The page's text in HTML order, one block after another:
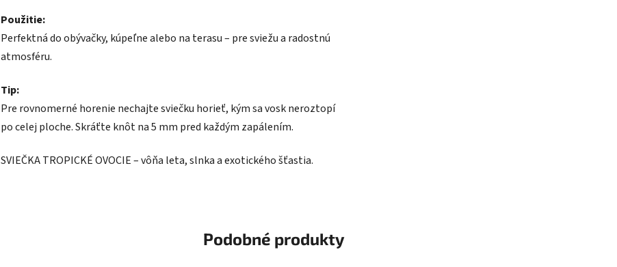
Použitie:
Perfektná do obývačky, kúpeľne alebo na terasu – pre sviežu a radostnú
atmosféru.
Tip:
Pre rovnomerné horenie nechajte sviečku horieť, kým sa vosk neroztopí
po celej ploche. Skráťte knôt na 5 mm pred každým zapálením.
SVIEČKA TROPICKÉ OVOCIE – vôňa leta, slnka a exotického šťastia.
Podobné produkty